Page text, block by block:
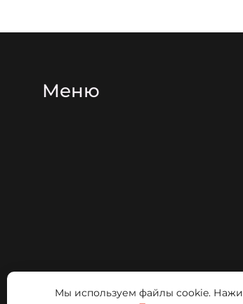
Меню
Мы используем файлы cookie.